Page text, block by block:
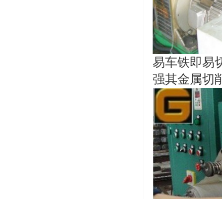
易车铁即易
强其金属切